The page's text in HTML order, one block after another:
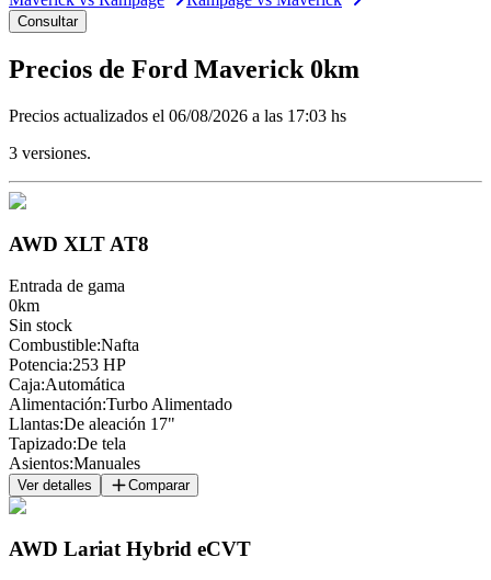
Consultar
Precios de Ford Maverick 0km
Precios actualizados el 06/08/2026 a las 17:03 hs
3 versiones.
AWD XLT AT8
Entrada de gama
0km
Sin stock
Combustible:Nafta
Potencia:253 HP
Caja:Automática
Alimentación:Turbo Alimentado
Llantas:De aleación 17"
Tapizado:De tela
Asientos:Manuales
Ver detalles Comparar
AWD Lariat Hybrid eCVT